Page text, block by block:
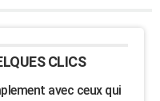
CLICS
avec ceux qui